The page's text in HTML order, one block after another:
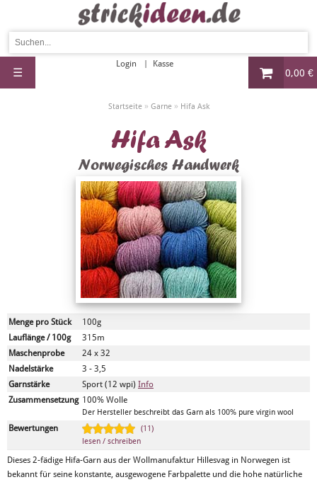
0,00 €
Login Kasse
☰
Startseite» Garne» Hifa Ask
Hifa Ask
Norwegisches Handwerk
Menge pro Stück
100g
Lauflänge / 100g
315m
Maschenprobe
24 x 32
Nadelstärke
3 - 3,5
Garnstärke
Sport (12 wpi) Info
Zusammensetzung 100% Wolle
Der Hersteller beschreibt das Garn als 100% pure virgin wool
Bewertungen
(11)
lesen / schreiben
Dieses 2-fädige Hifa-Garn aus der Wollmanufaktur Hillesvag in Norwegen ist
bekannt für seine konstante, ausgewogene Farbpalette und die hohe natürliche